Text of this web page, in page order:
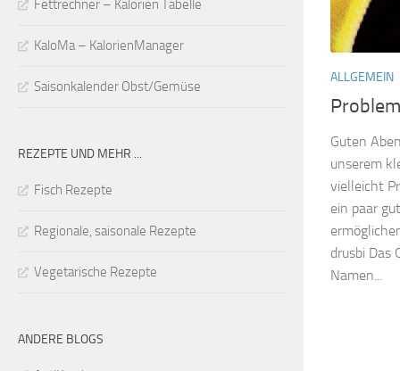
ALLGEMEIN
Guten
unserem
vielleicht
ein paar
drusbi Das
Namen...
Fettrechner – Kalorien Tabelle
KaloMa – KalorienManager
Saisonkalender Obst/Gemüse
REZEPTE UND MEHR ...
Fisch Rezepte
Regionale, saisonale Rezepte
Vegetarische Rezepte
ANDERE BLOGS